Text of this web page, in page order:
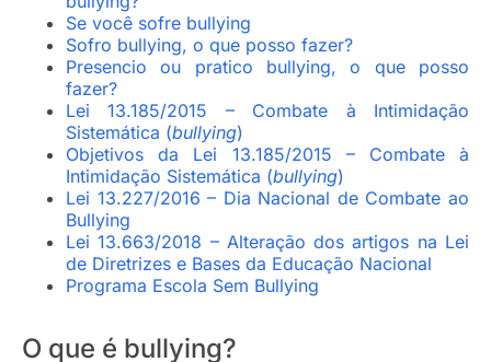
Se você sofre bullying
Sofro bullying, o que posso fazer?
Presencio ou pratico bullying, o que posso
fazer?
Lei 13.185/2015 – Combate à Intimidação
Sistemática (bullying)
Objetivos da Lei 13.185/2015 – Combate à
Intimidação Sistemática (bullying)
Lei 13.227/2016 – Dia Nacional de Combate ao
Bullying
Lei 13.663/2018 – Alteração dos artigos na Lei
de Diretrizes e Bases da Educação Nacional
Programa Escola Sem Bullying
O que é bullying?